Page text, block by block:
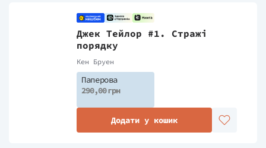
Джек Тейлор #1. Стражі
порядку
Кен Бруен
Паперова
290,00 грн
Додати у кошик